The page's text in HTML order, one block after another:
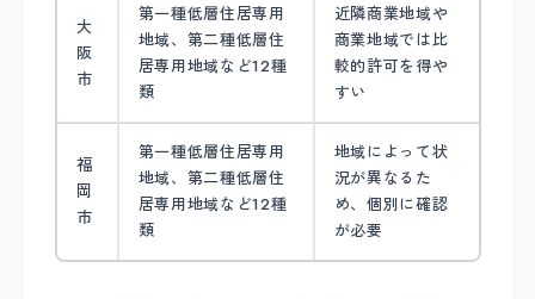
大
阪
市
第一種低層住居専用
地域、第二種低層住
居専用地域など12種
類
近隣商業地域や
商業地域では比
較的許可を得や
すい
福
岡
市
第一種低層住居専用
地域、第二種低層住
居専用地域など12種
類
地域によって状
況が異なるた
め、個別に確認
が必要